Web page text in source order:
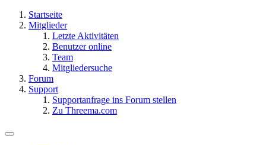
Startseite
Mitglieder
Letzte Aktivitäten
Benutzer online
Team
Mitgliedersuche
Forum
Support
Supportanfrage ins Forum stellen
Zu Threema.com